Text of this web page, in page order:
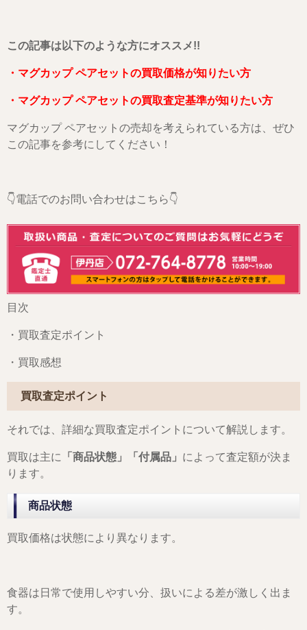
こ の記事は以下のような方にオススメ!!
・マグカップ ペアセットの買取価格が知りたい方
・マグカップ ペアセットの買取査定基準が知りたい方
マグカップ ペアセットの売却を考えられている方は、ぜひ
この記事を参考にしてください！
👇電話でのお問い合わせはこちら👇
目次
・買取査定ポイント
・買取感想
買取査定ポイント
それでは、詳細な買取査定ポイントについて解説します。
買取は主に 「商品状態」「付属品」 によって査定額が決ま
ります。
商品状態
買取価格は状態により異なります。
食器は日常で使用しやすい分、扱いによる差が激しく出ま
す。